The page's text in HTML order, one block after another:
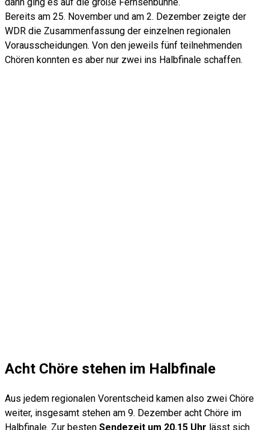
Bereits am 25. November und am 2. Dezember zeigte der
WDR die Zusammenfassung der einzelnen regionalen
Vorausscheidungen. Von den jeweils fünf teilnehmenden
Chören konnten es aber nur zwei ins Halbfinale schaffen.
Acht Chöre stehen im Halbfinale
Aus jedem regionalen Vorentscheid kamen also zwei Chöre
weiter, insgesamt stehen am 9. Dezember acht Chöre im
Halbfinale. Zur besten Sendezeit um 20.15 Uhr lässt sich